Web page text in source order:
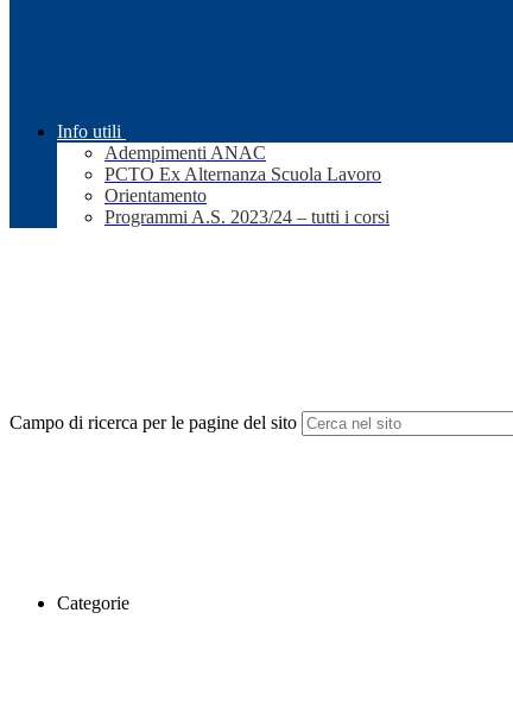
Info utili
Adempimenti ANAC
PCTO Ex Alternanza Scuola Lavoro
Orientamento
Programmi A.S. 2023/24 – tutti i corsi
Campo di ricerca per le pagine del sito
Categorie